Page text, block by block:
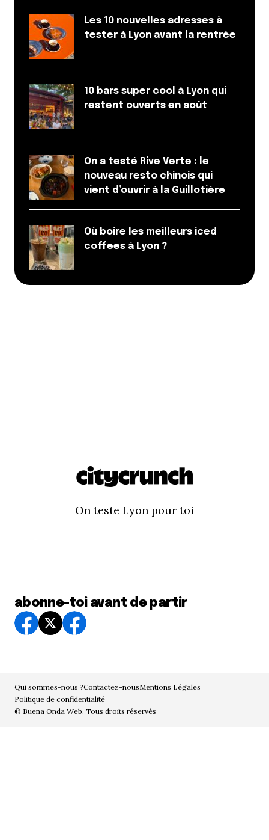
Les 10 nouvelles adresses à
tester à Lyon avant la rentrée
10 bars super cool à Lyon qui
restent ouverts en août
On a testé Rive Verte : le
nouveau resto chinois qui
vient d’ouvrir à la Guillotière
Où boire les meilleurs iced
coffees à Lyon ?
On teste Lyon pour toi
abonne-toi avant de partir
Qui sommes-nous ?Contactez-nousMentions Légales
Politique de confidentialité
© Buena Onda Web. Tous droits réservés